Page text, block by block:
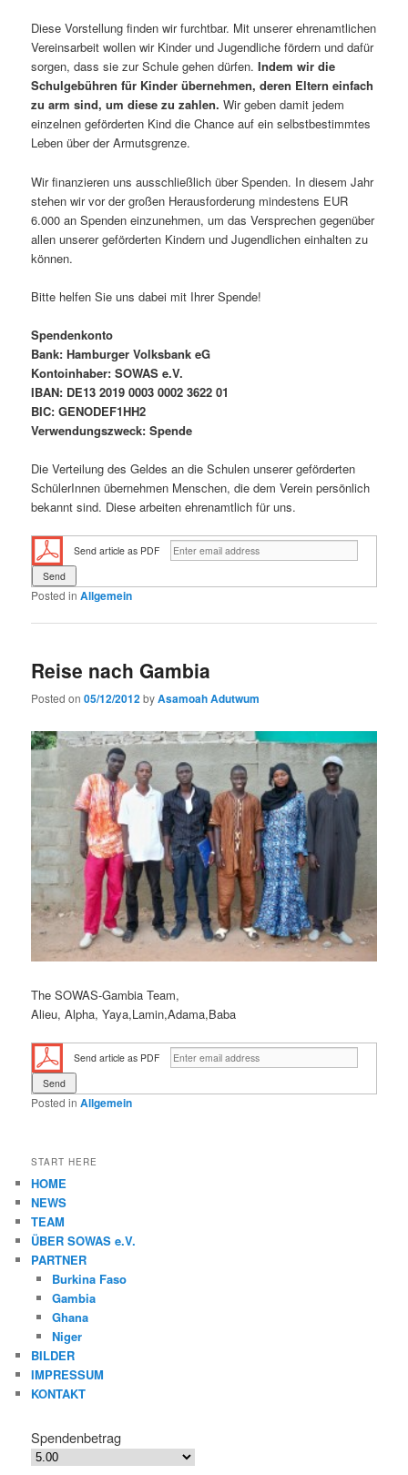
Diese Vorstellung finden wir furchtbar. Mit unserer ehrenamtlichen
Vereinsarbeit wollen wir Kinder und Jugendliche fördern und dafür
sorgen, dass sie zur Schule gehen dürfen.Indem wir die
Schulgebühren für Kinder übernehmen, deren Eltern einfach
zu arm sind, um diese zu zahlen. Wir geben damit jedem
einzelnen geförderten Kind die Chance auf ein selbstbestimmtes
Leben über der Armutsgrenze.
Wir finanzieren uns ausschließlich über Spenden. In diesem Jahr
stehen wir vor der großen Herausforderung mindestens EUR
6.000 an Spenden einzunehmen, um das Versprechen gegenüber
allen unserer geförderten Kindern und Jugendlichen einhalten zu
können.
Bitte helfen Sie uns dabei mit Ihrer Spende!
Spendenkonto
Bank: Hamburger Volksbank eG
Kontoinhaber: SOWAS e.V.
IBAN: DE13 2019 0003 0002 3622 01
BIC: GENODEF1HH2
Verwendungszweck: Spende
Die Verteilung des Geldes an die Schulen unserer geförderten
SchülerInnen übernehmen Menschen, die dem Verein persönlich
bekannt sind. Diese arbeiten ehrenamtlich für uns.
Send article as PDF
Posted in Allgemein
Reise nach Gambia
Posted on05/12/2012byAsamoah Adutwum
The SOWAS-Gambia Team,
Alieu, Alpha, Yaya,Lamin,Adama,Baba
Send article as PDF
Posted in Allgemein
START HERE
HOME
NEWS
TEAM
ÜBER SOWAS e.V.
PARTNER
Burkina Faso
Gambia
Ghana
Niger
BILDER
IMPRESSUM
KONTAKT
Spendenbetrag